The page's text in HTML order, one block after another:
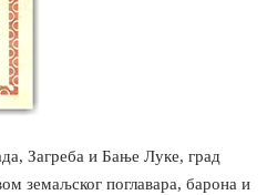
Загреба и Бање Луке, град
земаљског поглавара, барона и